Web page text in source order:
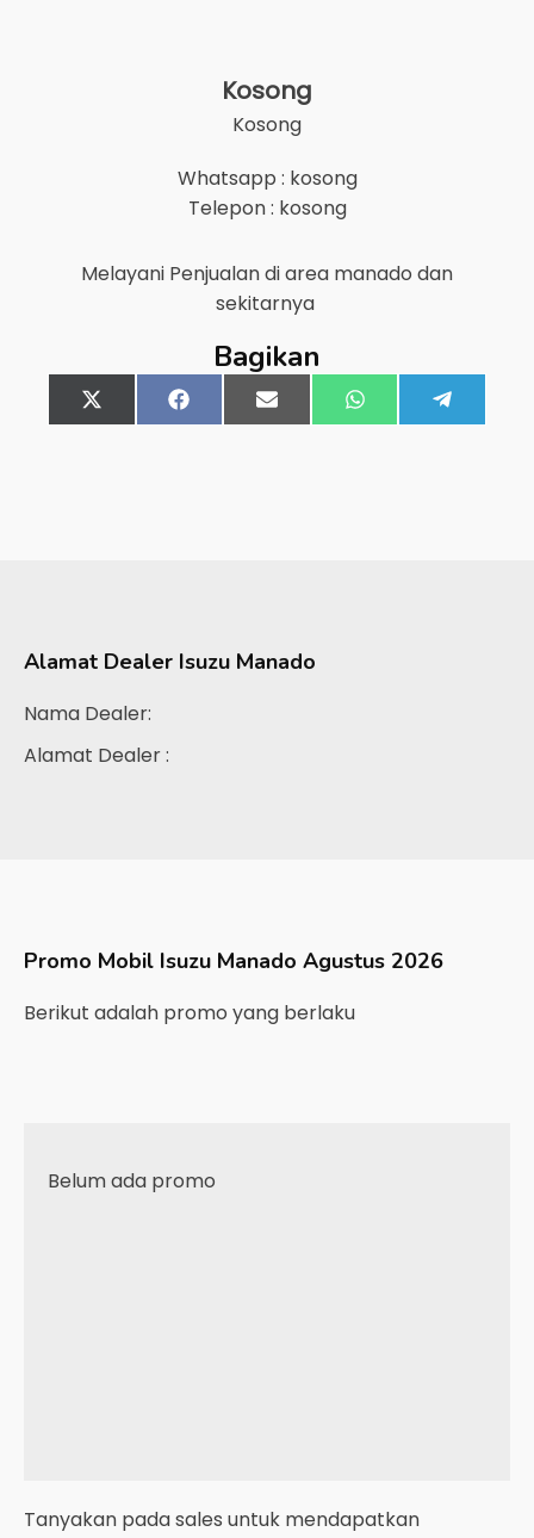
Kosong
Kosong
Whatsapp : kosong
Telepon : kosong
Melayani Penjualan di area manado dan
sekitarnya
Bagikan
Share
on
X
(Twitter)
Share
on
FacebookShare
on
Email Share
on
WhatsApp
on
Alamat Dealer Isuzu Manado
Nama Dealer:
Alamat Dealer :
Promo Mobil Isuzu Manado Agustus 2026
Berikut adalah promo yang berlaku
Belum ada promo
Tanyakan pada sales untuk mendapatkan